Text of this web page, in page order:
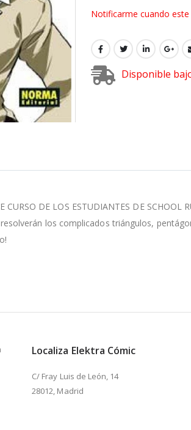
Notificarme cuando
Disponible
CURSO DE LOS ESTUDIANTES DE
los complicados triángulos,
Localiza Elektra Cómic
C/ Fray Luis de León, 14
28012, Madrid